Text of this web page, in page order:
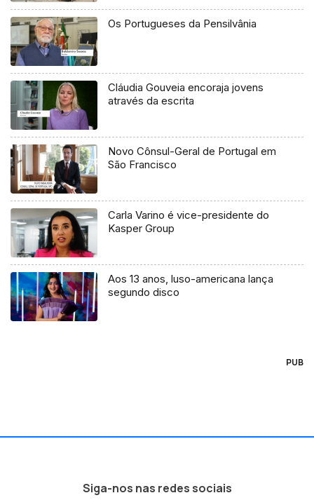
Os Portugueses da Pensilvânia
Cláudia Gouveia encoraja jovens
através da escrita
Novo Cônsul-Geral de Portugal em
São Francisco
Carla Varino é vice-presidente do
Kasper Group
Aos 13 anos, luso-americana lança
segundo disco
PUB
Siga-nos nas redes sociais